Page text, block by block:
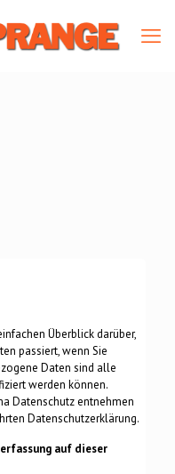
Überblick darüber,
passiert, wenn Sie
Daten sind alle
werden können.
Datenschutz entnehmen
Datenschutzerklärung.
auf dieser